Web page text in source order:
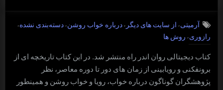
راه
آرمیتی, از سایت های دیگر ,درباره خواب روشن,دسته‌بندی نشده,
رازوری, روش ها
کتاب دیجیتالی روان اندر راه منتشر شد. در این کتاب تاریخچه ای از
برونفکنی و رویابینی از زمان های دور تا دوره معاصر، نظر
پژوهشگران گوناگون درباره خواب، رویا و خواب روشن و همینطور